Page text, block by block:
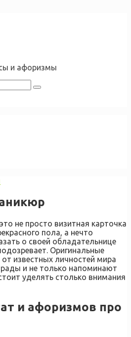
и афоризмы
не просто визитная карточка
пола, а нечто
о своей обладательнице
Оригинальные
от известных личностей мира
и не только напоминают
уделять столько внимания
и афоризмов про